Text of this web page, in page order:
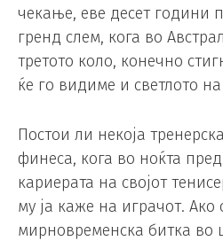
чекање, еве десет години
гренд слем, кога во
третото коло, конечно
ќе го видиме и светлото
Постои ли некоја
финеса, кога во ноќта
кариерата на својот
му ја каже на играчот. Ако
мирновременска битка во